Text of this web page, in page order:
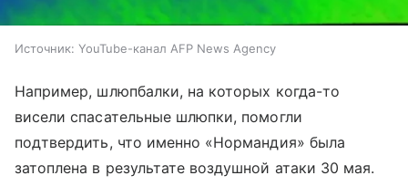
Источник: YouTube-канал AFP News Agency
Например, шлюпбалки, на которых когда-то
висели спасательные шлюпки, помогли
подтвердить, что именно «Нормандия» была
затоплена в результате воздушной атаки 30 мая.